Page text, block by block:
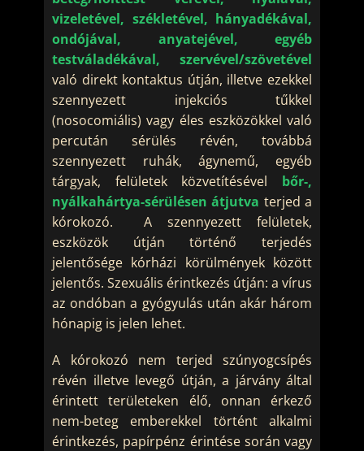
vizeletével, székletével, hányadékával,
ondójával, anyatejével, egyéb
testváladékával, szervével/szövetével
való direkt kontaktus útján, illetve ezekkel
szennyezett injekciós tűkkel
(nosocomiális) vagy éles eszközökkel való
percután sérülés révén, továbbá
szennyezett ruhák, ágynemű, egyéb
tárgyak, felületek közvetítésével bőr-,
nyálkahártya-sérülésen átjutva terjed a
kórokozó. A szennyezett felületek,
eszközök útján történő terjedés
jelentősége kórházi körülmények között
jelentős. Szexuális érintkezés útján: a vírus
az ondóban a gyógyulás után akár három
hónapig is jelen lehet.
A kórokozó nem terjed szúnyogcsípés
révén illetve levegő útján, a járvány által
érintett területeken élő, onnan érkező
nem-beteg emberekkel történt alkalmi
érintkezés, papírpénz érintése során vagy